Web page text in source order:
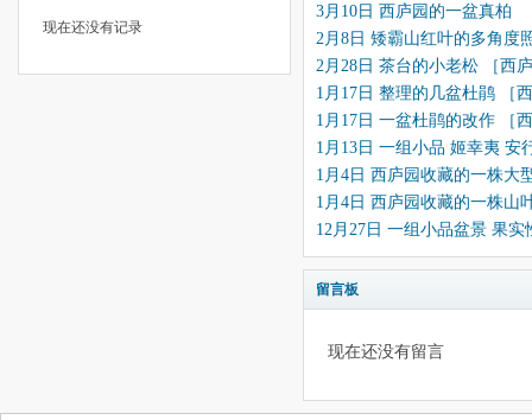
现在还没有记录
3月10日 西庐园的一盆真柏
2月8日 矮霸山红叶的多角度
2月28日 茶台的小老松 ［西
1月17日 整理的几盆杜鹃 ［
1月17日 一盆杜鹃的改作 ［
1月13日 一组小品 姬幸夷 安
1月4日 西庐园收藏的一株大
1月4日 西庐园收藏的一株山
12月27日 一组小品盆景 果
留言板
现在还没有留言